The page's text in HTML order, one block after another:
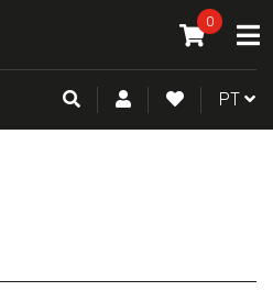
0
O MEU
ITEM(S) -
PESQUISACONTA DEFAZER
PT